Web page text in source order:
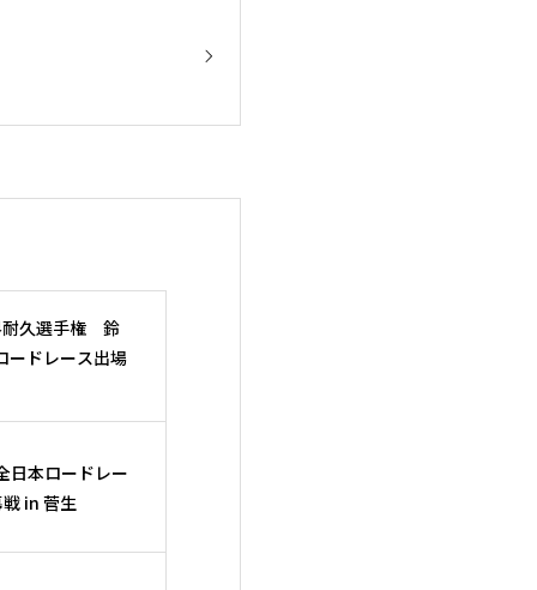
耐久選手権 鈴
ードレース出場
日本ロードレー
in 菅生